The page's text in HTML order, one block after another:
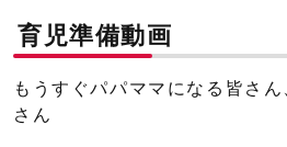
育児準備動画
もうすぐパパママになる皆さ
さん